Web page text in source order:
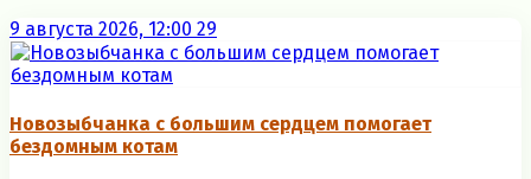
9 августа 2026, 12:00 29
Новозыбчанка с большим сердцем помогает
бездомным котам